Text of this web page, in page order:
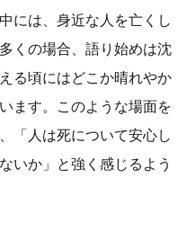
には、身近な人を亡くし
くの場合、語り始めは沈
る頃にはどこか晴れやか
ます。このような場面を
「人は死について安心し
いか」と強く感じるよう